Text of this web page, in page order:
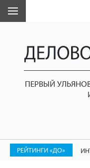
ПЕРВЫЙ
РЕЙТИНГИ «ДО»